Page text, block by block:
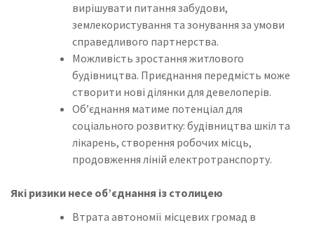
вирішувати питання забудови,
землекористування та зонування за умови
справедливого партнерства.
Можливість зростання житлового
будівництва. Приєднання передмість може
створити нові ділянки для девелоперів.
Об’єднання матиме потенціал для
соціального розвитку: будівництва шкіл та
лікарень, створення робочих місць,
продовження ліній електротранспорту.
Які ризики несе об’єднання із столицею
Втрата автономії місцевих громад в